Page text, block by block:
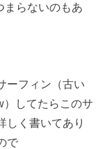
まらないのもあ
ーフィン（古い
）してたらこのサ
しく書いてあり
で